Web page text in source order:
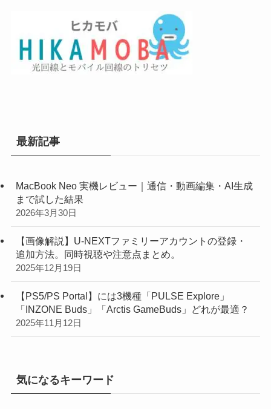
最新記事
MacBook Neo 実機レビュー｜通信・動画編集・AI生成
まで試した結果
2026年3月30日
【画像解説】U-NEXTファミリーアカウントの登録・
追加方法。同時視聴や注意点まとめ。
2025年12月19日
【PS5/PS Portal】には3機種「PULSE Explore」
「INZONE Buds」「Arctis GameBuds」どれが最適？
2025年11月12日
気になるキーワード